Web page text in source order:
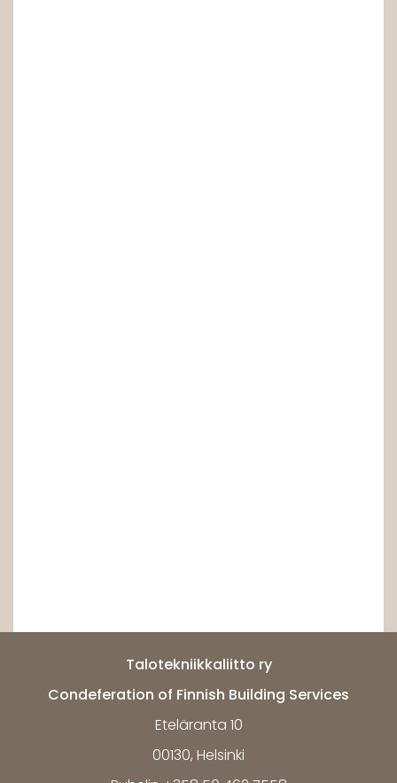
Talotekniikkaliitto ry
Condeferation of Finnish Building Services
Eteläranta 10
00130, Helsinki